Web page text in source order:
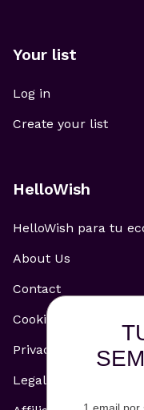
Your list
Log in
Create your list
HelloWish
HelloWish para tu
About Us
Contact
Cookie Policy
Privacy Policy
Legal Notice